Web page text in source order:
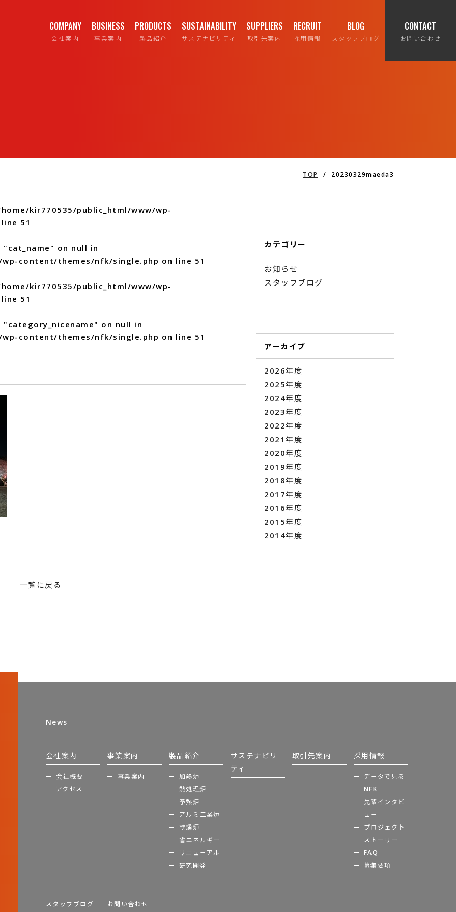
COMPANY
会社案内
BUSINESS
事業案内
PRODUCTS
製品紹介
SUSTAINABILITY
サステナビリティ
SUPPLIERS
取引先案内
RECRUIT
採用情報
BLOG
スタッフブログ
CONTACT
お問い合わせ
TOP / 20230329maeda3
kir770535/public_html/www/wp-
51
on null in
content/themes/nfk/single.php on line 51
kir770535/public_html/www/wp-
51
on null in
content/themes/nfk/single.php on line 51
一覧に戻る
カテゴリー
お知らせ
スタッフブログ
アーカイブ
2026年度
2025年度
2024年度
2023年度
2022年度
2021年度
2020年度
2019年度
2018年度
2017年度
2016年度
2015年度
2014年度
News
会社案内
会社概要
アクセス
事業案内
事業案内
製品紹介
加熱炉
熱処理炉
予熱炉
アルミ工業炉
乾燥炉
省エネルギー
リニューアル
研究開発
サステナビリ
ティ
取引先案内 採用情報
データで見る
NFK
先輩インタビ
ュー
プロジェクト
ストーリー
FAQ
募集要項
スタッフブログ お問い合わせ